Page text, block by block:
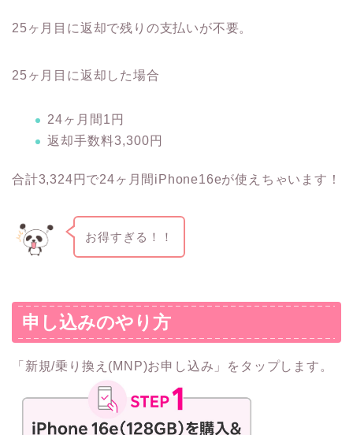
25ヶ月目に返却で残りの支払いが不要。
25ヶ月目に返却した場合
24ヶ月間1円
返却手数料3,300円
合計3,324円で24ヶ月間iPhone16eが使えちゃいます！
お得すぎる！！
申し込みのやり方
「新規/乗り換え(MNP)お申し込み」をタップします。